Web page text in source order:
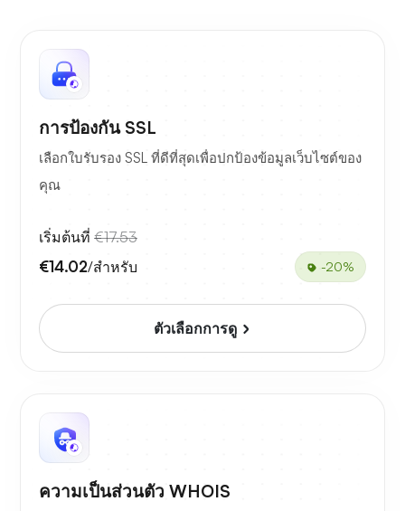
การป้องกัน SSL
เลือกใบรับรอง SSL ที่ดีที่สุดเพื่อปกป้องข้อมูลเว็บไซต์ของ
คุณ
เริ่มต้นที่ €17.53
€14.02/สำหรับ -20%
ตัวเลือกการดู
ความเป็นส่วนตัว WHOIS